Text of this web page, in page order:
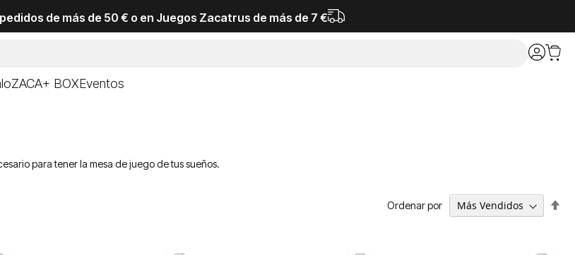
de más de 50 € o en Juegos Zacatrus de más de 7 €
ZACA+ BOXEventos
para tener la mesa de juego de tus sueños.
Ordenar por